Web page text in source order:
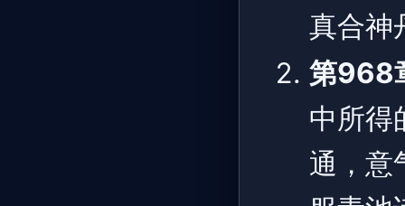
真合神
第968
中所得
通，意